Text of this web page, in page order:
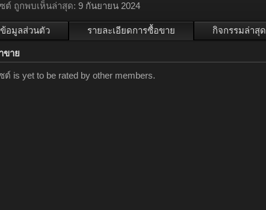
ต์ ถูกพบเห็นล่าสุด: 9 กันยายน 2024
อมูลส่วนตัว รายละเอียดการซื้อขาย กิจกรรมล่าสุด
ขาย
ต์ is yet to be rated by other members.